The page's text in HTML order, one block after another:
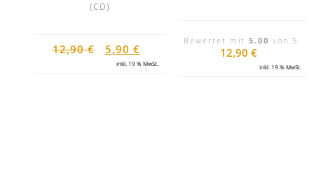
(CD)
12,90€
Ursprünglicher
Preis
5,90 €
Preis
inkl. 19 % MwSt.
Bewertet mit 5.00 von 5
12,90€
inkl. 19 % MwSt.